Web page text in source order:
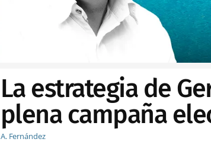
La estrategia de
plena campaña
A. Fernández